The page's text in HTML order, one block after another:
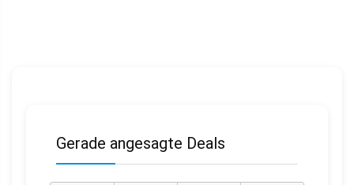
Gerade angesagte Deals